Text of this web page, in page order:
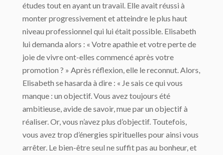
études tout en ayant un travail. Elle avait réussi à
monter progressivement et atteindre le plus haut
niveau professionnel qui lui était possible. Elisabeth
lui demanda alors : « Votre apathie et votre perte de
joie de vivre ont-elles commencé après votre
promotion ? » Après réflexion, elle le reconnut. Alors,
Elisabeth se hasarda à dire : « Je sais ce qui vous
manque : un objectif. Vous avez toujours été
ambitieuse, avide de savoir, mue par un objectif à
réaliser. Or, vous n’avez plus d’objectif. Toutefois,
vous avez trop d’énergies spirituelles pour ainsi vous
arrêter. Le bien-être seul ne suffit pas au bonheur, et